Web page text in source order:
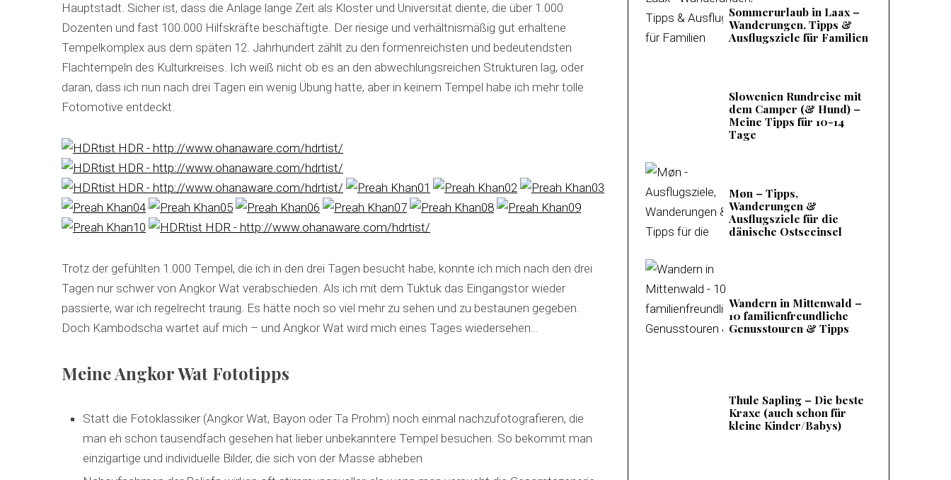
Hauptstadt. Sicher ist, dass die Anlage lange Zeit als Kloster und Universität diente, die über 1.000
Dozenten und fast 100.000 Hilfskräfte beschäftigte. Der riesige und verhältnismäßig gut erhaltene
Tempelkomplex aus dem späten 12. Jahrhundert zählt zu den formenreichsten und bedeutendsten
Flachtempeln des Kulturkreises. Ich weiß nicht ob es an den abwechlungsreichen Strukturen lag, oder
daran, dass ich nun nach drei Tagen ein wenig Übung hatte, aber in keinem Tempel habe ich mehr tolle
Fotomotive entdeckt.
Trotz der gefühlten 1.000 Tempel, die ich in den drei Tagen besucht habe, konnte ich mich nach den drei
Tagen nur schwer von Angkor Wat verabschieden. Als ich mit dem Tuktuk das Eingangstor wieder
passierte, war ich regelrecht traurig. Es hätte noch so viel mehr zu sehen und zu bestaunen gegeben.
Doch Kambodscha wartet auf mich – und Angkor Wat wird mich eines Tages wiedersehen…
Meine Angkor Wat Fototipps
Statt die Fotoklassiker (Angkor Wat, Bayon oder Ta Prohm) noch einmal nachzufotografieren, die
man eh schon tausendfach gesehen hat lieber unbekanntere Tempel besuchen. So bekommt man
einzigartige und individuelle Bilder, die sich von der Masse abheben
Sommerurlaub in Laax –
Wanderungen, Tipps &
Ausflugsziele für Familien
Slowenien Rundreise mit
dem Camper (& Hund) –
Meine Tipps für 10-14
Tage
Møn – Tipps,
Wanderungen &
Ausflugsziele für die
dänische Ostseeinsel
Wandern in Mittenwald –
10 familienfreundliche
Genusstouren & Tipps
Thule Sapling – Die beste
Kraxe (auch schon für
kleine Kinder/Babys)